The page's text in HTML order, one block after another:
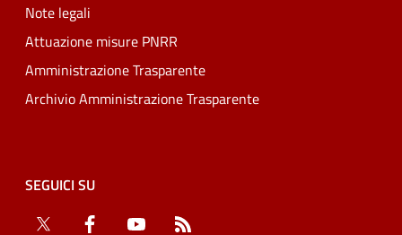
Note legali
Attuazione misure PNRR
Amministrazione Trasparente
Archivio Amministrazione Trasparente
SEGUICI SU
Twitter
Facebook YouTube